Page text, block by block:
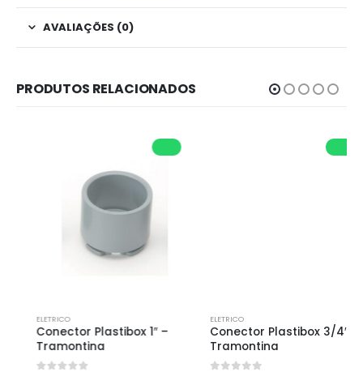
AVALIAÇÕES (0)
PRODUTOS RELACIONADOS
ELETRICO
Conector Plastibox 1″ –
Tramontina
ELETRICO
Conector Plastibox 3/4″ –
Tramontina